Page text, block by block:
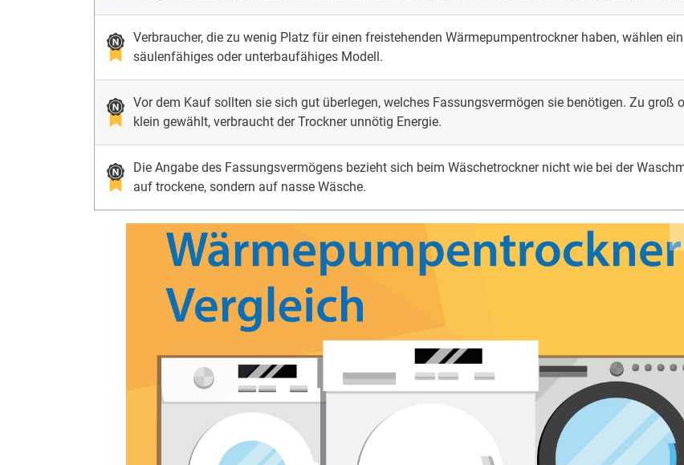
Verbraucher, die zu wenig Platz für einen freistehenden Wärmepumpentrockner haben, wählen ein
säulenfähiges oder unterbaufähiges Modell.
Vor dem Kauf sollten sie sich gut überlegen, welches Fassungsvermögen sie benötigen. Zu groß
klein gewählt, verbraucht der Trockner unnötig Energie.
Die Angabe des Fassungsvermögens bezieht sich beim Wäschetrockner nicht wie bei der
auf trockene, sondern auf nasse Wäsche.